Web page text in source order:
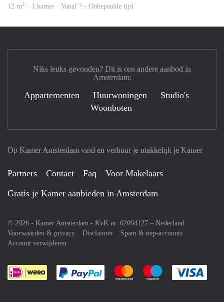
12 m2 · 1 kamer · Vanaf ? - Onbepaalde tijd
Op Kamer Amsterdam vind en verhuur je makkelijk je Kamer
Partners Contact Faq
Voor Makelaars
Gratis je Kamer aanbieden in Amsterdam
© 2026 - Kamer Amsterdam - KvK nr. 02094127 – Nederland
Voorwaarden & privacy
Disclaimer
Spam & nep-accounts
Account verwijderen
Je rekent gemakkelijk af met Paypal
Je rekent gemakkelijk af met
Je rekent
Niks leuks gevonden? Dit is ons andere aanbod in
Amsterdam:
Appartementen Huurwoningen
Studio's
Woonboten